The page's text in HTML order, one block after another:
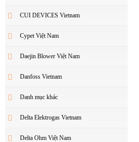
CUI DEVICES Vietnam
Cypet Việt Nam
Daejin Blower Việt Nam
Danfoss Vietnam
Danh mục khác
Delta Elektrogas Vietnam
Delta Ohm Việt Nam